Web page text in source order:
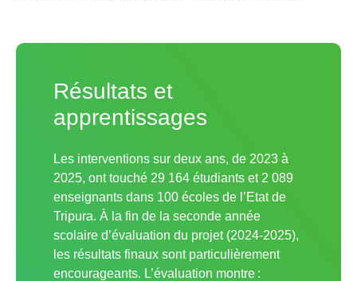
Résultats et
apprentissages
Les interventions sur deux ans, de 2023 à
2025, ont touché 29 164 étudiants et 2 089
enseignants dans 100 écoles de l’Etat de
Tripura. À la fin de la seconde année
scolaire d’évaluation du projet (2024-2025),
les résultats finaux sont particulièrement
encourageants. L’évaluation montre :